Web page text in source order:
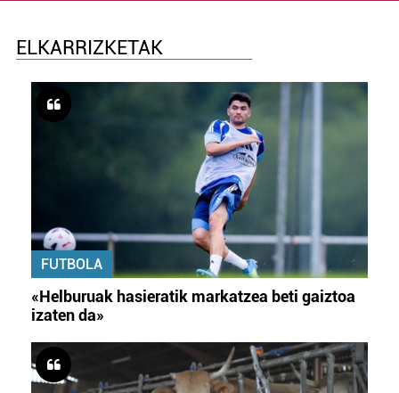
ELKARRIZKETAK
FUTBOLA
«Helburuak hasieratik markatzea beti gaiztoa
izaten da»